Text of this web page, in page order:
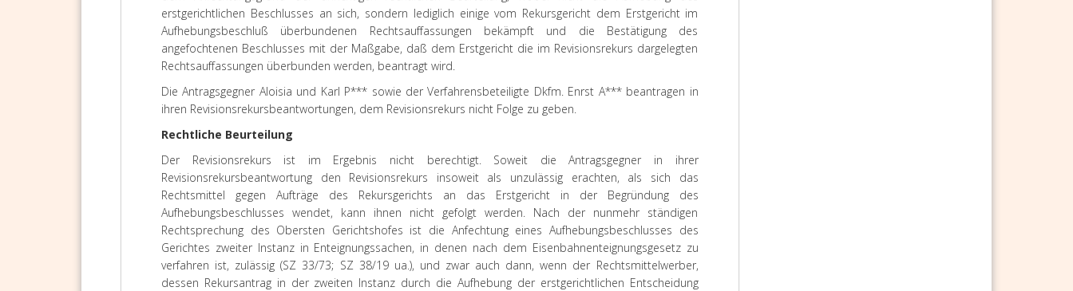
erstgerichtlichen Beschlusses an sich, sondern lediglich einige vom Rekursgericht dem Erstgericht im
Aufhebungsbeschluß überbundenen Rechtsauffassungen bekämpft und die Bestätigung des
angefochtenen Beschlusses mit der Maßgabe, daß dem Erstgericht die im Revisionsrekurs dargelegten
Rechtsauffassungen überbunden werden, beantragt wird.
Die Antragsgegner Aloisia und Karl P*** sowie der Verfahrensbeteiligte Dkfm. Enrst A*** beantragen in
ihren Revisionsrekursbeantwortungen, dem Revisionsrekurs nicht Folge zu geben.
Rechtliche Beurteilung
Der Revisionsrekurs ist im Ergebnis nicht berechtigt. Soweit die Antragsgegner in ihrer
Revisionsrekursbeantwortung den Revisionsrekurs insoweit als unzulässig erachten, als sich das
Rechtsmittel gegen Aufträge des Rekursgerichts an das Erstgericht in der Begründung des
Aufhebungsbeschlusses wendet, kann ihnen nicht gefolgt werden. Nach der nunmehr ständigen
Rechtsprechung des Obersten Gerichtshofes ist die Anfechtung eines Aufhebungsbeschlusses des
Gerichtes zweiter Instanz in Enteignungssachen, in denen nach dem Eisenbahnenteignungsgesetz zu
verfahren ist, zulässig (SZ 33/73; SZ 38/19 ua.), und zwar auch dann, wenn der Rechtsmittelwerber,
dessen Rekursantrag in der zweiten Instanz durch die Aufhebung der erstgerichtlichen Entscheidung